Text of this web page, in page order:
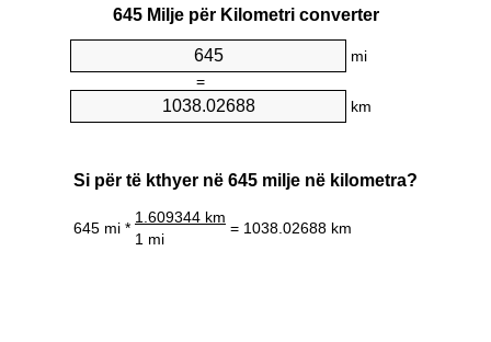
645 Milje për Kilometri converter
mi
=
km
Si për të kthyer në 645 milje në kilometra?
645 mi *
1.609344 km
= 1038.02688 km
1 mi